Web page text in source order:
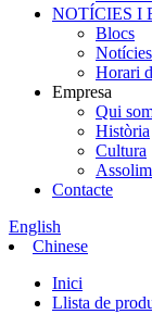
NOTÍCIES I
Blocs
Notícies
Horari
Empresa
Qui
Història
Cultura
Contacte
English
Chinese
Inici
Llista de